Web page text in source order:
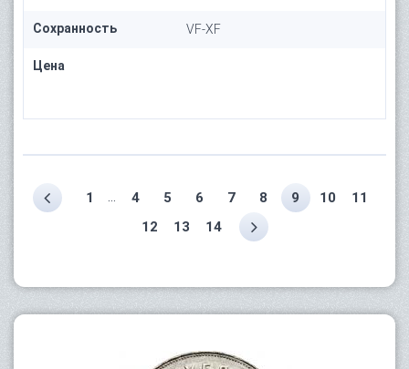
Сохранность VF-XF
Цена
1 4 5 6 7 8 9 10
11
12
13 14